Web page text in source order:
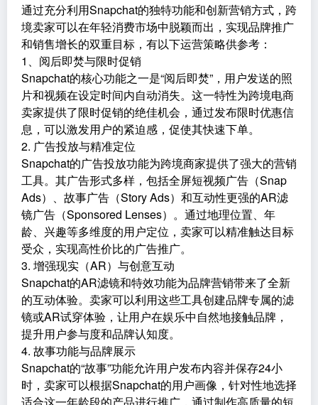
通过充分利用Snapchat的独特功能和创新营销方式，跨
境卖家可以在年轻消费市场中脱颖而出，实现品牌推广
和销售增长的双重目标，有以下运营策略供参考：
1、阅后即焚与限时促销
Snapchat的核心功能之一是“阅后即焚”，用户发送的照
片和视频在设定时间内自动消失。这一特性为跨境电商
卖家提供了限时促销的绝佳机会，通过发布限时优惠信
息，可以激发用户的紧迫感，促使其快速下单。
2. 广告投放与精准定位
Snapchat的广告投放功能为跨境商家提供了强大的营销
工具。其广告形式多样，包括全屏短视频广告（Snap
Ads）、故事广告（Story Ads）和互动性更强的AR滤
镜广告（Sponsored Lenses）。通过地理位置、年
龄、兴趣等多维度的用户定位，卖家可以精准触达目标
受众，实现高性价比的广告推广。
3. 增强现实（AR）与创意互动
Snapchat的AR滤镜和特效功能为品牌营销带来了全新
的互动体验。卖家可以利用这些工具创建品牌专属的滤
镜或AR试穿体验，让用户在娱乐中自然地接触品牌，
提升用户参与度和品牌认知度。
4. 故事功能与品牌展示
Snapchat的“故事”功能允许用户发布内容并保存24小
时，卖家可以根据Snapchat的用户画像，针对性地选择
适合这一年龄段的产品进行推广，通过制作高质量的短